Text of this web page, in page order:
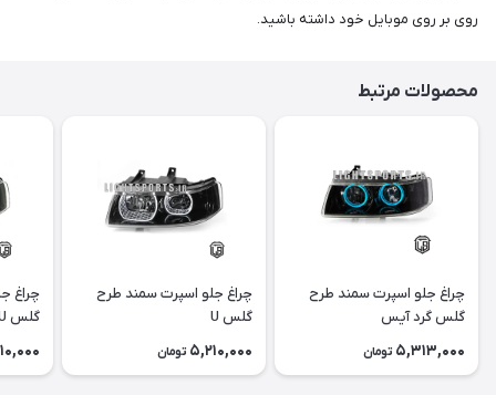
روی بر روی موبایل خود داشته باشید.
محصولات مرتبط
چراغ جلو اسپرت سمند طرح
گلس گرد آیس
5,313,000 تومان
چراغ جلو اسپرت سمند طرح
گلس U
5,210,000 تومان
چراغ
گلس U آیس